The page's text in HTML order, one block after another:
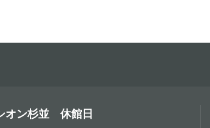
オン杉並 休館日